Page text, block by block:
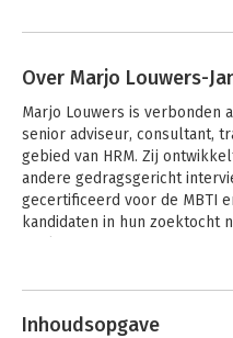
Over Marjo Louwers-
Marjo Louwers is verbonden
senior adviseur, consultant,
gebied van HRM. Zij
andere gedragsgericht
gecertificeerd voor de MBTI
kandidaten in hun zoektocht
Andere boeken
Louwers-Janssen
Inhoudsopgave